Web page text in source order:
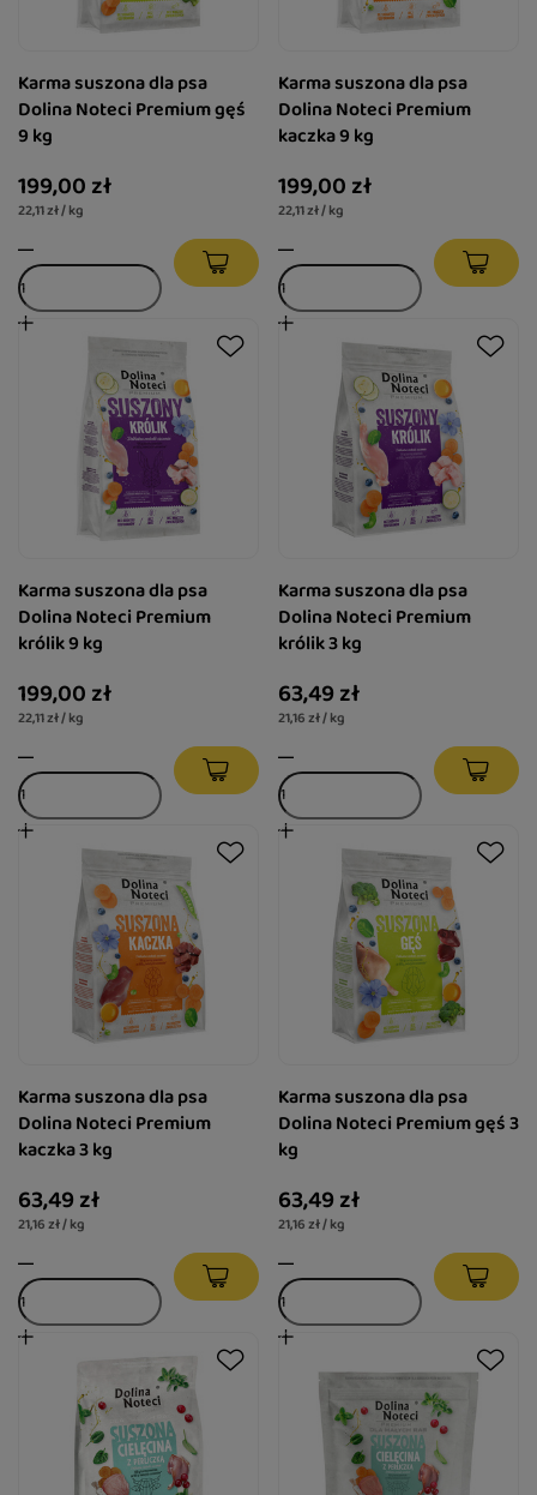
Karma suszona dla psa
Dolina Noteci Premium gęś
9 kg
199,00 zł
22,11 zł / kg
Karma suszona dla psa
Dolina Noteci Premium
kaczka 9 kg
199,00 zł
22,11 zł / kg
Karma suszona dla psa
Dolina Noteci Premium
królik 9 kg
199,00 zł
22,11 zł / kg
Karma suszona dla psa
Dolina Noteci Premium
królik 3 kg
63,49 zł
21,16 zł / kg
Karma suszona dla psa
Dolina Noteci Premium
kaczka 3 kg
63,49 zł
21,16 zł / kg
Karma suszona dla psa
Dolina Noteci Premium gęś 3
kg
63,49 zł
21,16 zł / kg